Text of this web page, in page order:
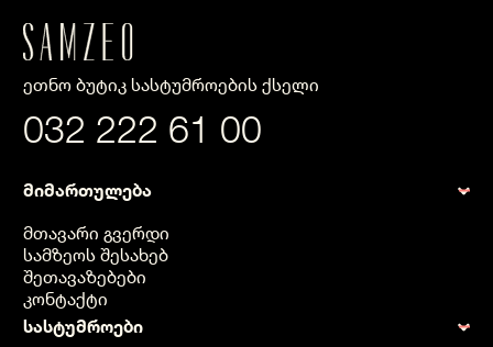
ეთნო ბუტიკ სასტუმროების ქსელი
032 222 61 00
მიმართულება
მთავარი გვერდი
სამზეოს შესახებ
შეთავაზებები
კონტაქტი
სასტუმროები